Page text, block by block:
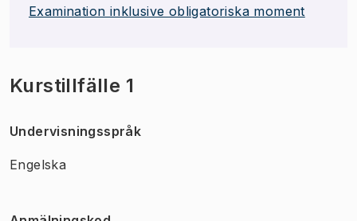
Examination inklusive obligatoriska moment
Kurstillfälle 1
Undervisningsspråk
Engelska